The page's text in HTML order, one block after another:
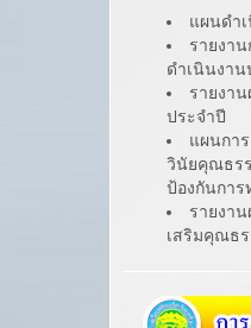
แผนดำ
รายงา
ดำเนินงาน
รายงา
ประจำปี
แผนกา
วินัยคุณธร
ป้องกันการ
รายงา
เสริมคุณธ